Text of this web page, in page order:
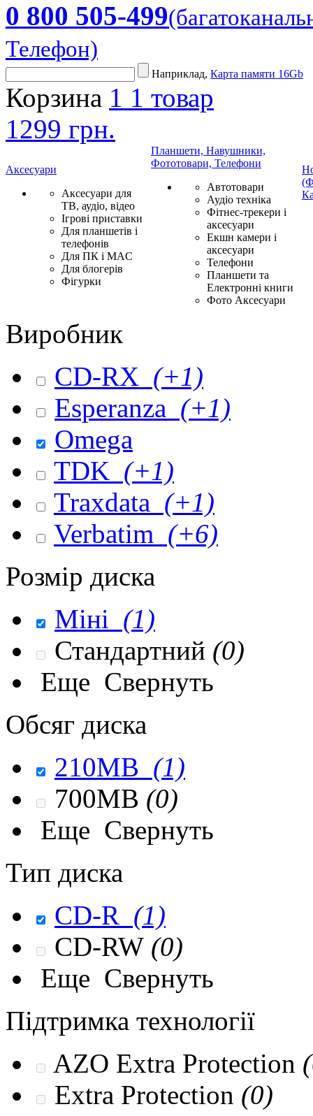
0 800 505-499
Телефон)
Наприклад, Карта памяти 16Gb
Корзина 1 1 товар
1299 грн.
Аксесуари
Аксесуари для
ТВ, аудіо, відео
Ігрові приставки
Для планшетів і
телефонів
Для ПК і MAC
Для блогерів
Фігурки
Планшети, Навушники,
Фототовари, Телефони
Автотовари
Аудіо техніка
Фітнес-трекери і
аксесуари
Екшн камери і
аксесуари
Телефони
Планшети та
Електронні книги
Фото Аксесуари
Виробник
CD-RX (+1)
Esperanza (+1)
Omega
TDK (+1)
Traxdata (+1)
Verbatim (+6)
Розмір диска
Міні (1)
Стандартний (0)
Еще Свернуть
Обсяг диска
210MB (1)
700MB (0)
Еще Свернуть
Тип диска
CD-R (1)
CD-RW (0)
Еще Свернуть
Підтримка технології
AZO Extra Protection
Extra Protection (0)